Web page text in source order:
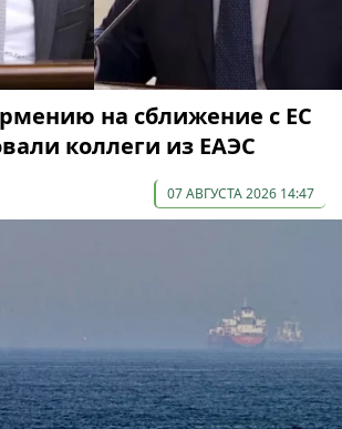
на сближение с ЕС
коллеги из ЕАЭС
07 АВГУСТА 2026 14:47